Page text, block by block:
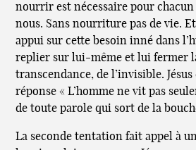
nourrir est nécessaire pour chacun
nous. Sans nourriture pas de vie.
appui sur cette besoin inné dans
replier sur lui-même et lui fermer
transcendance, de l’invisible.
réponse « L’homme ne vit pas
de toute parole qui sort de la
La seconde tentation fait appel à